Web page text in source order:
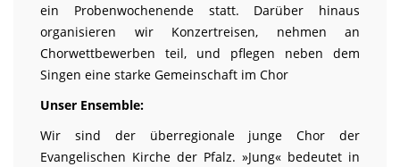
ein Probenwochenende statt. Darüber hinaus
organisieren wir Konzertreisen, nehmen an
Chorwettbewerben teil, und pflegen neben dem
Singen eine starke Gemeinschaft im Chor
Unser Ensemble:
Wir sind der überregionale junge Chor der
Evangelischen Kirche der Pfalz. »Jung« bedeutet in